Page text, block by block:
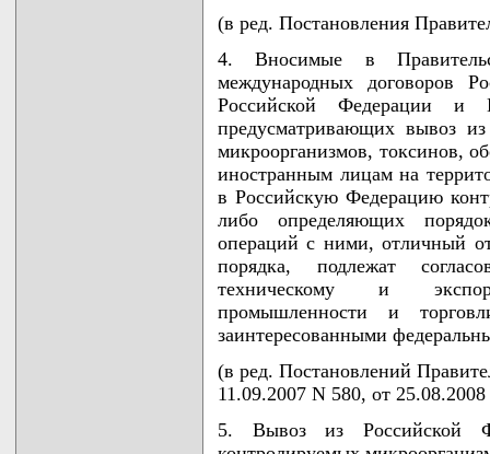
(в ред. Постановления
4. Вносимые в
международных договоров
Российской Федерации и
предусматривающих вывоз
микроорганизмов, токсинов,
иностранным лицам на
в Российскую Федерацию
либо определяющих
операций с ними, отличный
порядка, подлежат
техническому и
промышленности и
заинтересованными
(в ред. Постановлений
11.09.2007 N 580, от
5. Вывоз из Российской